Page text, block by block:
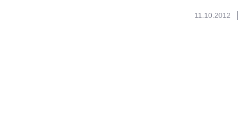
11.10.2012